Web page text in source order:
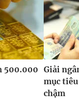
500.000 Giải
mục
chậm